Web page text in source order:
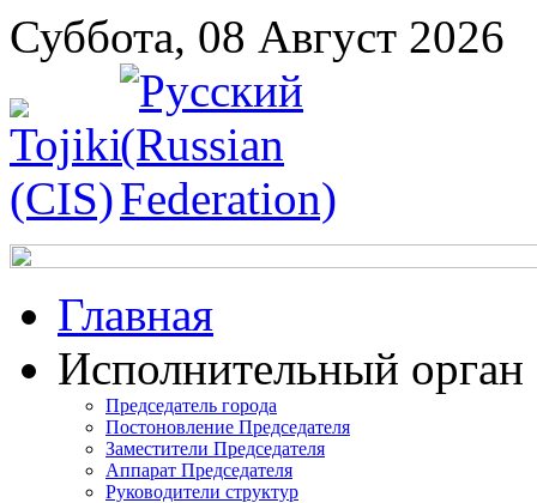
Суббота, 08 Август 2026
Главная
Исполнительный орган
Председатель города
Постоновление Председателя
Заместители Председателя
Аппарат Председателя
Руководители структур